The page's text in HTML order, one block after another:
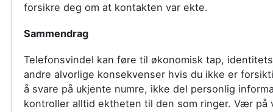
forsikre deg om at kontakten var ekte.
Sammendrag
Telefonsvindel kan føre til økonomisk tap,
andre alvorlige konsekvenser hvis du ikke er
å svare på ukjente numre, ikke del personlig
kontroller alltid ektheten til den som ringer. Vær på